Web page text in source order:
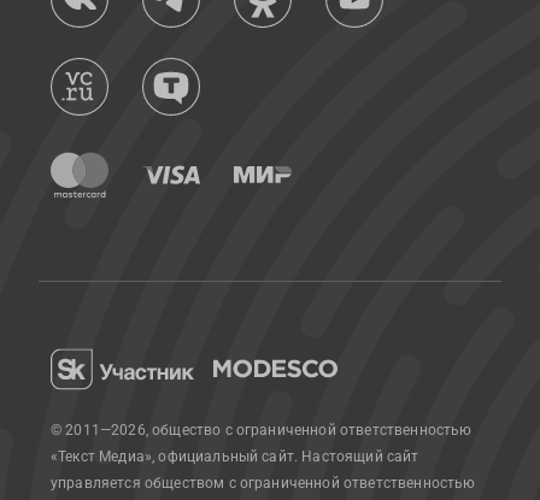
© 2011—2026, общество с ограниченной ответственностью
«Текст Медиа», официальный сайт. Настоящий сайт
управляется обществом с ограниченной ответственностью